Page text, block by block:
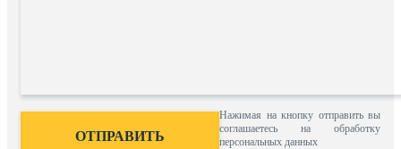
Нажимая на кнопку отправить вы
соглашаетесь на обработку
персональных данных